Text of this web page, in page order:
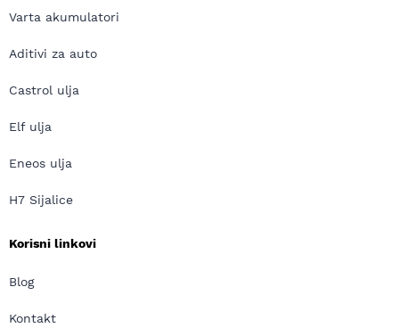
Varta akumulatori
Aditivi za auto
Castrol ulja
Elf ulja
Eneos ulja
H7 Sijalice
Korisni linkovi
Blog
Kontakt